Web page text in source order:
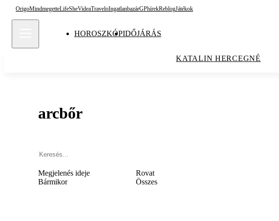
OrigoMindmegetteLifeSheVideaTraveloIngatlanbazárGPhírekReblogJátékok
HOROSZKÓPIDŐJÁRÁS
KATALIN HERCEGNÉ
arcbőr
Megjelenés ideje
Bármikor
Rovat
Összes